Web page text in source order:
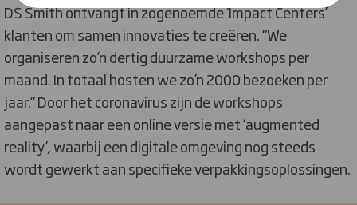
DS Smith ontvangt in zogenoemde ‘Impact Centers’
klanten om samen innovaties te creëren. “We
organiseren zo’n dertig duurzame workshops per
maand. In totaal hosten we zo’n 2000 bezoeken per
jaar.” Door het coronavirus zijn de workshops
aangepast naar een online versie met ‘augmented
reality’, waarbij een digitale omgeving nog steeds
wordt gewerkt aan specifieke verpakkingsoplossingen.